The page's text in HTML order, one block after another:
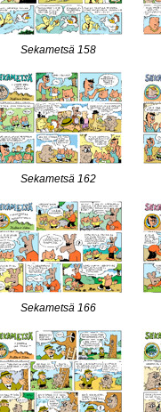
Sekametsä 158
Sekametsä 162
Sekametsä 166